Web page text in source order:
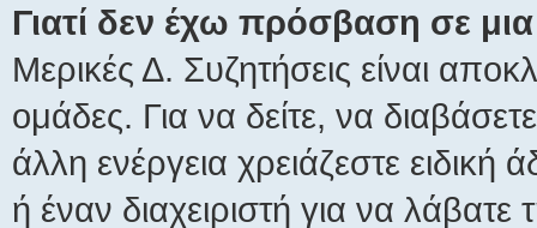
Γιατί δεν έχω πρόσβαση σε
Μερικές Δ. Συζητήσεις είναι
ομάδες. Για να δείτε, να
άλλη ενέργεια χρειάζεστε ειδική
ή έναν διαχειριστή για να λάβατε